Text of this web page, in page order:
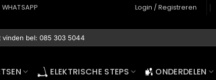
WHATSAPP Login / Registreren
ELEKTRISCHE STEPS ONDERDELEN